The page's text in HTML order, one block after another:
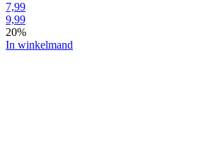
7,99
9,99
20%
In winkelmand